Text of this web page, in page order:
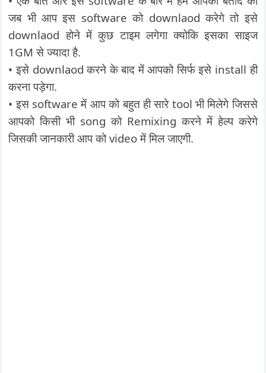
जब भी आप इस software को downlaod करेगे तो इसे
downlaod होने में कुछ टाइम लगेगा क्योकि इसका साइज
1GM से ज्यादा है.
• इसे downlaod करने के बाद में आपको सिर्फ इसे install ही
करना पड़ेगा.
• इस software में आप को बहुत ही सारे tool भी मिलेगे जिससे
आपको किसी भी song को Remixing करने में हेल्प करेगे
जिसकी जानकारी आप को video में मिल जाएगी.